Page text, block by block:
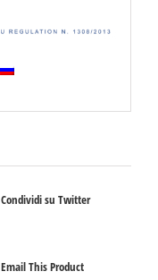
Condividi su Twitter
Email This Product